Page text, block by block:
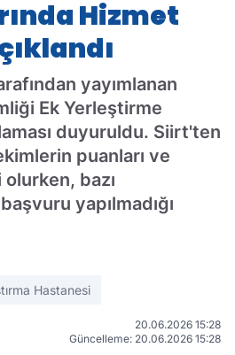
Hizmet
yayımlanan
Ek Yerleştirme
duyuruldu. Siirt'ten
puanları ve
bazı
yapılmadığı
Hastanesi
20.06.2026 15:28
Güncelleme: 20.06.2026 15:28